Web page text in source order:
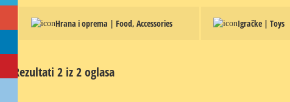
Hrana i oprema | Food, Accessories Igračke | Toys
Rezultati 2 iz 2 oglasa